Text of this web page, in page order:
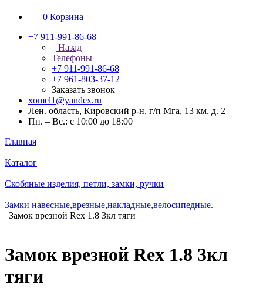
0 Корзина
+7 911-991-86-68
Назад
Телефоны
+7 911-991-86-68
+7 961-803-37-12
Заказать звонок
xomel1@yandex.ru
Лен. область, Кировский р-н, г/п Мга, 13 км. д. 2
Пн. – Вс.: с 10:00 до 18:00
Главная
Каталог
Скобяные изделия, петли, замки, ручки
Замки навесные,врезные,накладные,велосипедные.
Замок врезной Rex 1.8 3кл тяги
Замок врезной Rex 1.8 3кл
тяги